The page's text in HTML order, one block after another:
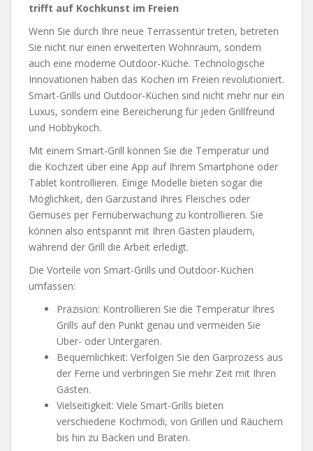
trifft auf Kochkunst im Freien
Wenn Sie durch Ihre neue Terrassentür treten, betreten
Sie nicht nur einen erweiterten Wohnraum, sondern
auch eine moderne Outdoor-Küche. Technologische
Innovationen haben das Kochen im Freien revolutioniert.
Smart-Grills und Outdoor-Küchen sind nicht mehr nur ein
Luxus, sondern eine Bereicherung für jeden Grillfreund
und Hobbykoch.
Mit einem Smart-Grill können Sie die Temperatur und
die Kochzeit über eine App auf Ihrem Smartphone oder
Tablet kontrollieren. Einige Modelle bieten sogar die
Möglichkeit, den Garzustand Ihres Fleisches oder
Gemüses per Fernüberwachung zu kontrollieren. Sie
können also entspannt mit Ihren Gästen plaudern,
während der Grill die Arbeit erledigt.
Die Vorteile von Smart-Grills und Outdoor-Küchen
umfassen:
Präzision: Kontrollieren Sie die Temperatur Ihres
Grills auf den Punkt genau und vermeiden Sie
Über- oder Untergaren.
Bequemlichkeit: Verfolgen Sie den Garprozess aus
der Ferne und verbringen Sie mehr Zeit mit Ihren
Gästen.
Vielseitigkeit: Viele Smart-Grills bieten
verschiedene Kochmodi, von Grillen und Räuchern
bis hin zu Backen und Braten.